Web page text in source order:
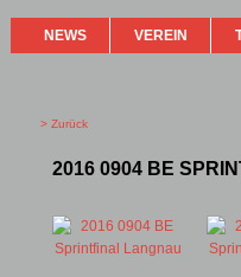
NEWS VEREIN
> Zurück
2016 0904 BE